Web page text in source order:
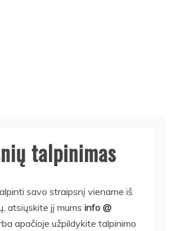
talpinimas
savo straipsnį viename iš
atsiųskite jį mums info @
apačioje užpildykite talpinimo